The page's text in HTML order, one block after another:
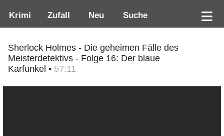
Krimi Zufall Neu Suche
Sherlock Holmes - Die geheimen Fälle des
Meisterdetektivs - Folge 16: Der blaue
Karfunkel • 57:11